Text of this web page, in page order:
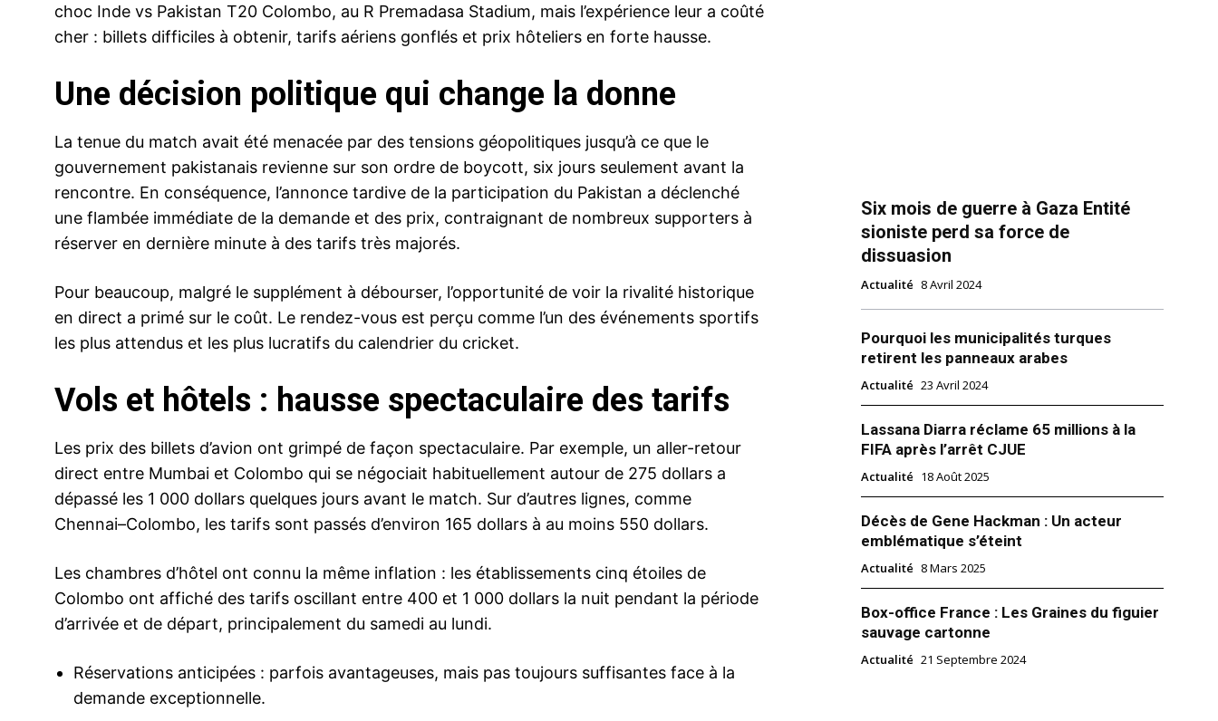
choc Inde vs Pakistan T20 Colombo, au R Premadasa Stadium, mais l’expérience leur a coûté
cher : billets difficiles à obtenir, tarifs aériens gonflés et prix hôteliers en forte hausse.
Une décision politique qui change la donne
La tenue du match avait été menacée par des tensions géopolitiques jusqu’à ce que le
gouvernement pakistanais revienne sur son ordre de boycott, six jours seulement avant la
rencontre. En conséquence, l’annonce tardive de la participation du Pakistan a déclenché
une flambée immédiate de la demande et des prix, contraignant de nombreux supporters à
réserver en dernière minute à des tarifs très majorés.
Pour beaucoup, malgré le supplément à débourser, l’opportunité de voir la rivalité historique
en direct a primé sur le coût. Le rendez-vous est perçu comme l’un des événements sportifs
les plus attendus et les plus lucratifs du calendrier du cricket.
Vols et hôtels : hausse spectaculaire des tarifs
Les prix des billets d’avion ont grimpé de façon spectaculaire. Par exemple, un aller-retour
direct entre Mumbai et Colombo qui se négociait habituellement autour de 275 dollars a
dépassé les 1 000 dollars quelques jours avant le match. Sur d’autres lignes, comme
Chennai–Colombo, les tarifs sont passés d’environ 165 dollars à au moins 550 dollars.
Les chambres d’hôtel ont connu la même inflation : les établissements cinq étoiles de
Colombo ont affiché des tarifs oscillant entre 400 et 1 000 dollars la nuit pendant la période
d’arrivée et de départ, principalement du samedi au lundi.
Réservations anticipées : parfois avantageuses, mais pas toujours suffisantes face à la
demande exceptionnelle.
Six mois de guerre à Gaza Entité
sioniste perd sa force de
dissuasion
Actualité 8 Avril 2024
Pourquoi les municipalités turques
retirent les panneaux arabes
Actualité 23 Avril 2024
Lassana Diarra réclame 65 millions à la
FIFA après l’arrêt CJUE
Actualité 18 Août 2025
Décès de Gene Hackman : Un acteur
emblématique s’éteint
Actualité 8 Mars 2025
Box-office France : Les Graines du figuier
sauvage cartonne
Actualité 21 Septembre 2024